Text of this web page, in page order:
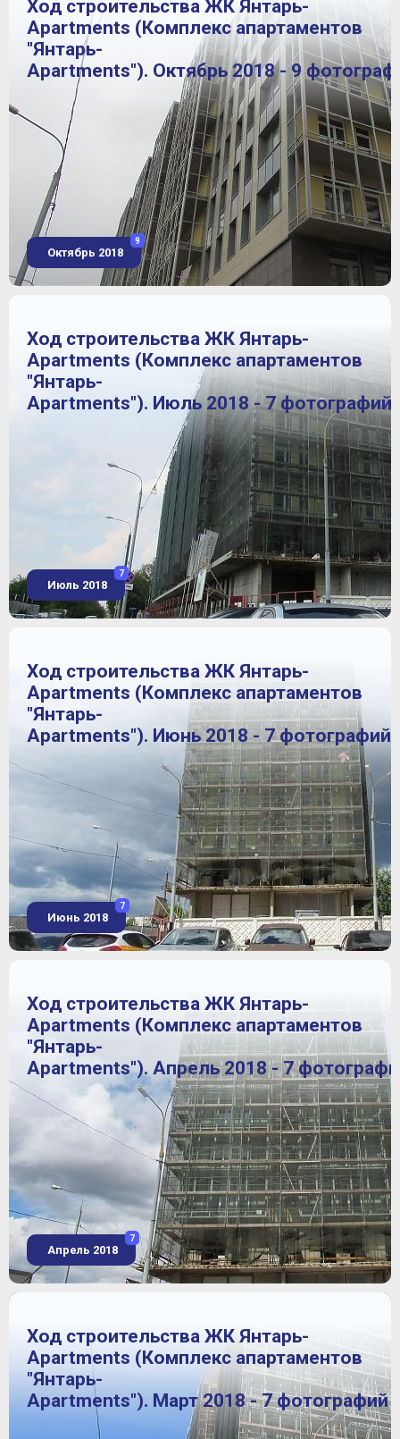
Ход строительства ЖК Янтарь-
Apartments (Комплекс апартаментов
"Янтарь-
Apartments"). Октябрь 2018 - 9
Октябрь 2018
9
Ход строительства ЖК Янтарь-
Apartments (Комплекс апартаментов
"Янтарь-
Apartments"). Июль 2018 - 7 фотографий
Июль 2018
7
Ход строительства ЖК Янтарь-
Apartments (Комплекс апартаментов
"Янтарь-
Apartments"). Июнь 2018 - 7 фотографий
Июнь 2018
7
Ход строительства ЖК Янтарь-
Apartments (Комплекс апартаментов
"Янтарь-
Apartments"). Апрель 2018 - 7
Апрель 2018
7
Ход строительства ЖК Янтарь-
Apartments (Комплекс апартаментов
"Янтарь-
Apartments"). Март 2018 - 7 фотографий